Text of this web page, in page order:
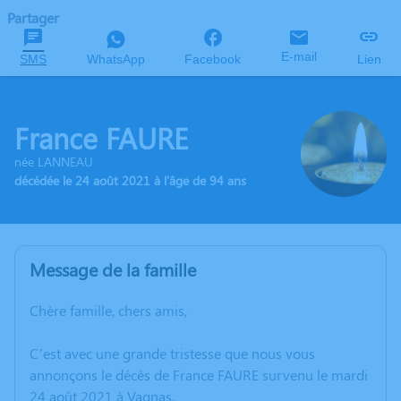
Partager
SMS WhatsApp Facebook E-mail Lien
France FAURE
née LANNEAU
décédée le 24 août 2021 à l'âge de 94 ans
Message de la famille
Chère famille, chers amis,
C’est avec une grande tristesse que nous vous
annonçons le décès de France FAURE survenu le mardi
24 août 2021 à Vagnas.